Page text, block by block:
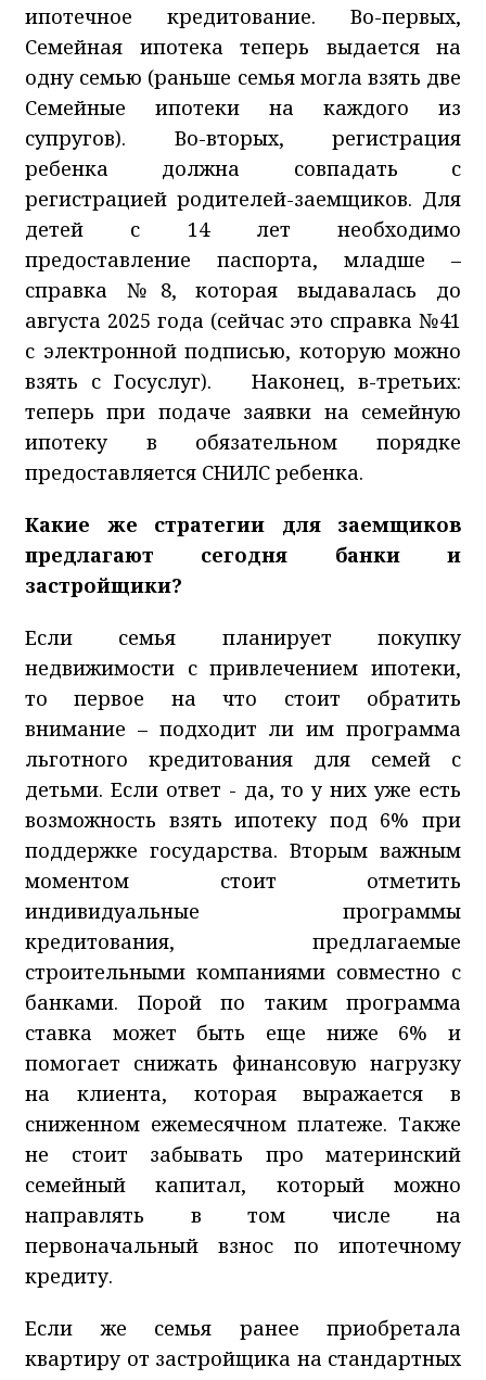
ипотечное кредитование. Во-первых,
Семейная ипотека теперь выдается на
одну семью (раньше семья могла взять две
Семейные ипотеки на каждого из
супругов). Во-вторых, регистрация
ребенка должна совпадать с
регистрацией родителей-заемщиков. Для
детей с 14 лет необходимо
предоставление паспорта, младше –
справка №8, которая выдавалась до
августа 2025 года (сейчас это справка №41
с электронной подписью, которую можно
взять с Госуслуг). Наконец, в-третьих:
теперь при подаче заявки на семейную
ипотеку в обязательном порядке
предоставляется СНИЛС ребенка.
Какие же стратегии для заемщиков
предлагают сегодня банки и
застройщики?
Если семья планирует покупку
недвижимости с привлечением ипотеки,
то первое на что стоит обратить
внимание – подходит ли им программа
льготного кредитования для семей с
детьми. Если ответ - да, то у них уже есть
возможность взять ипотеку под 6% при
поддержке государства. Вторым важным
моментом стоит отметить
индивидуальные программы
кредитования, предлагаемые
строительными компаниями совместно с
банками. Порой по таким программа
ставка может быть еще ниже 6% и
помогает снижать финансовую нагрузку
на клиента, которая выражается в
сниженном ежемесячном платеже. Также
не стоит забывать про материнский
семейный капитал, который можно
направлять в том числе на
первоначальный взнос по ипотечному
кредиту.
Если же семья ранее приобретала
квартиру от застройщика на стандартных